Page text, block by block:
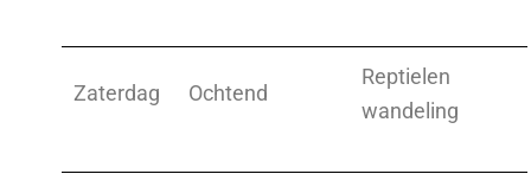
Zaterdag Ochtend
Reptielen
wandeling